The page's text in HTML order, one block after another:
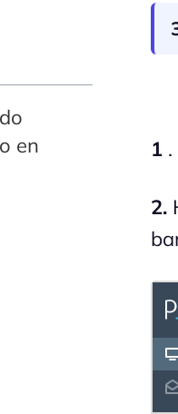
en
1
2.